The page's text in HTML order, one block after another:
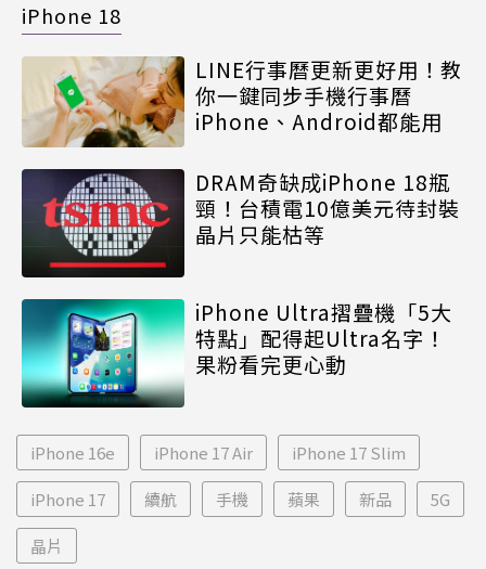
iPhone 18
LINE行事曆更新更好用！教
你一鍵同步手機行事曆
iPhone、Android都能用
DRAM奇缺成iPhone 18瓶
頸！台積電10億美元待封裝
晶片只能枯等
iPhone Ultra摺疊機「5大
特點」配得起Ultra名字！
果粉看完更心動
iPhone 16e iPhone 17 Air iPhone 17 Slim
iPhone 17 續航 手機 蘋果 新品 5G
晶片